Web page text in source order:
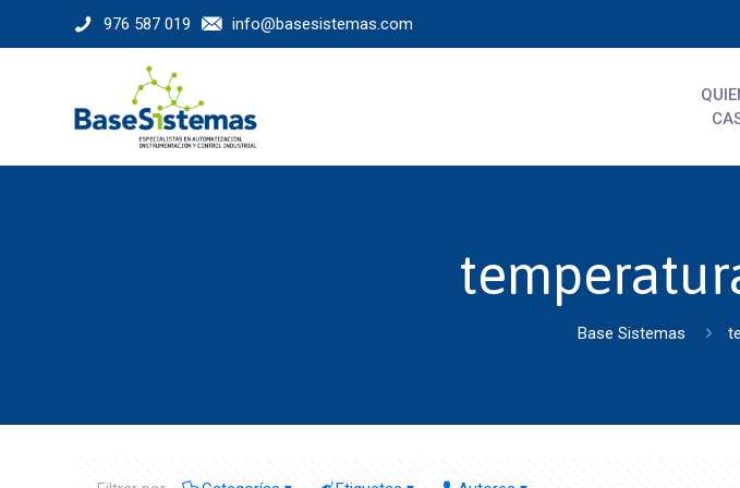
976 587 019 info@basesistemas.com
Base Sistemas